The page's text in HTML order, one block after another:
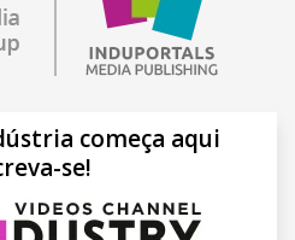
começa aqui
se!